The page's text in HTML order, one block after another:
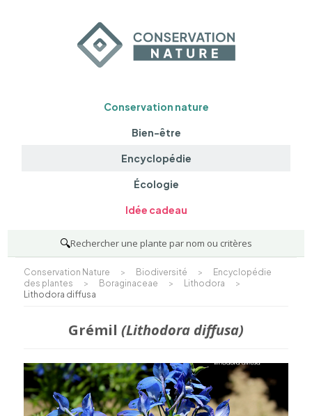
Conservation nature
Bien-être
Encyclopédie
Écologie
Idée cadeau
🔍Rechercher une plante par nom ou critères
Conservation Nature > Biodiversité >
Encyclopédie
des plantes
> Boraginaceae > Lithodora
>
Lithodora diffusa
Grémil (Lithodora diffusa)